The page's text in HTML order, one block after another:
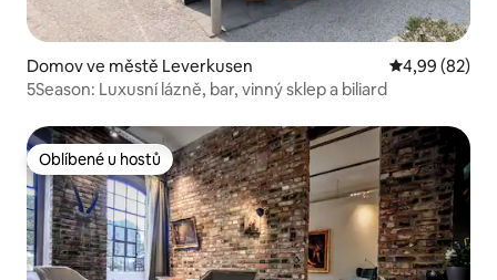
Domov ve městě Leverkusen Průměrné
4,99 (82)
5Season: Luxusní lázně, bar, vinný sklep a biliard
Oblíbené u hostů
Oblíbené u hostů